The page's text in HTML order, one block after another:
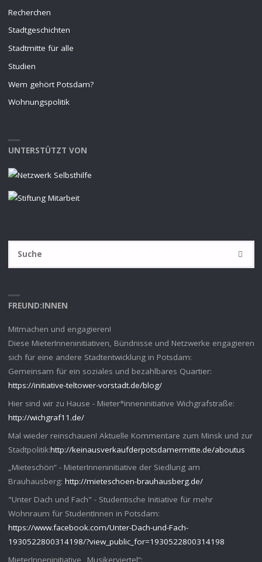
Recherchen
Stadtgeschichten
Stadtmitte für alle
Studien
Wem gehört Potsdam?
Wohnungspolitik
UNTERSTÜTZT VON
SUCHE
FREUND:INNEN
Mitmachen und engagieren!
Diese MieterInneninitiativen, Bündnisse und Netzwerke engagieren
sich für eine andere Stadtentwicklung in Potsdam:
Gemeinsam für ein soziales und bezahlbares Quartier:
https://initiative-teltower-vorstadt.de/blog/
Hier sind wir zu Hause - Mieter*inneninitiative Wichgrafstraße:
http://wichgraf11.de/
Mal wieder reinschauen! Aktuelle Kommentare zum Minsk und zur
Stadtpolitik:http://keinausverkaufderpotsdamermitte.de/aboutus
„Mieteschön“ - MieterInneninitiative der Siedlung am
Brauhausberg: http://mieteschoen-brauhausberg.de/
"Unter Dach und Fach" - Studentische Initiative für mehr
Wohnraum für StudentInnen in Potsdam:
https://www.facebook.com/Unter-Dach-und-Fach-
1930522800314198/?view_public_for=1930522800314198
MieterInneninitiative „Musikerviertel“: